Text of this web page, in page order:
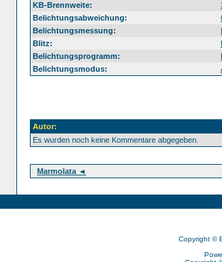
KB-Brennweite:
Belichtungsabweichung:
Belichtungsmessung:
Blitz:
Belichtungsprogramm:
Belichtungsmodus:
Autor:
Es wurden noch keine Kommentare abgegeben.
Marmolata ◄
Copyright ©